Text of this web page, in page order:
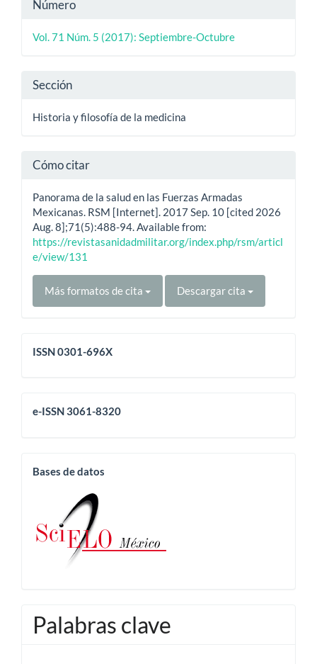
del
Número
Vol. 71 Núm. 5 (2017): Septiembre-Octubre
Sección
Historia y filosofía de la medicina
Cómo citar
Panorama de la salud en las Fuerzas Armadas
Mexicanas. RSM [Internet]. 2017 Sep. 10 [cited 2026
Aug. 8];71(5):488-94. Available from:
https://revistasanidadmilitar.org/index.php/rsm/articl
e/view/131
Más formatos de cita Descargar cita
issn
ISSN 0301-696X
eissn
e-ISSN 3061-8320
base
Bases de datos
Palabras clave